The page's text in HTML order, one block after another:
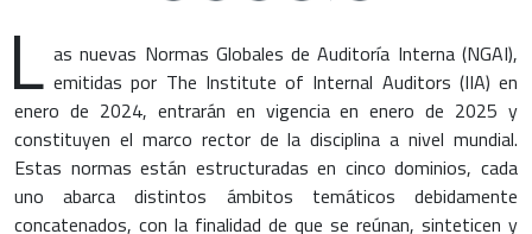
L as nuevas Normas Globales de Auditoría Interna (NGAI),
emitidas por The Institute of Internal Auditors (IIA) en
enero de 2024, entrarán en vigencia en enero de 2025 y
constituyen el marco rector de la disciplina a nivel mundial.
Estas normas están estructuradas en cinco dominios, cada
uno abarca distintos ámbitos temáticos debidamente
concatenados, con la finalidad de que se reúnan, sinteticen y